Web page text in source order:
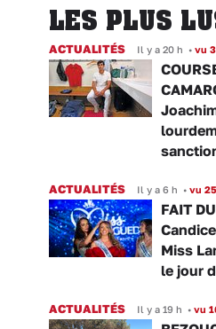
LES PLUS
ACTUALITÉS Il y a 20 h • vu
ACTUALITÉS Il y a 6 h • vu
FAIT
Miss
le jour
ACTUALITÉS Il y a 19 h • vu